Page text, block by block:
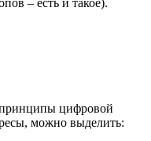
цифровой
можно выделить: